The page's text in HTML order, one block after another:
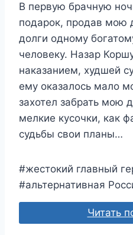
В первую брачную
подарок, продав мою
долги одному
человеку. Назар
наказанием, худшей
ему оказалось мало
захотел забрать мою
мелкие кусочки, как
судьбы свои планы…
#жестокий главный
#альтернативная
Читать